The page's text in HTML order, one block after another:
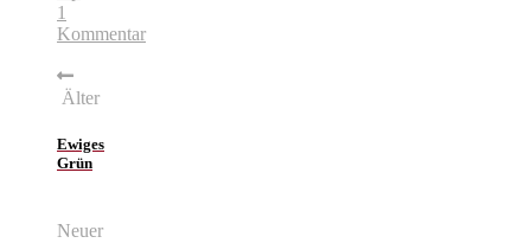
1
Kommentar
Älter
Ewiges
Grün
Neuer